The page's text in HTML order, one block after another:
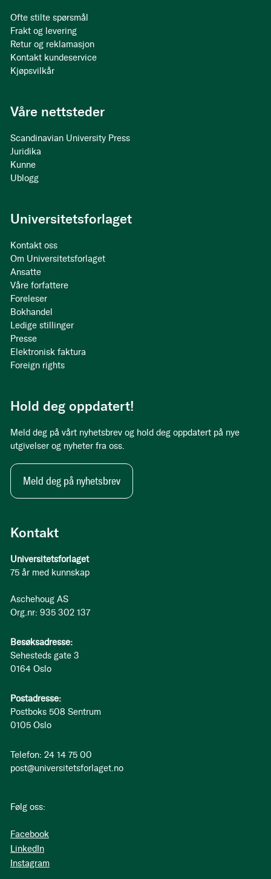
Kontakt
Universitetsforlaget
75 år med kunnskap
Aschehoug AS
Org.nr: 935 302 137
Besøksadresse:
Sehesteds gate 3
0164 Oslo
Postadresse:
Postboks 508 Sentrum
0105 Oslo
Telefon: 24 14 75 00
post@universitetsforlaget.no
Følg oss:
Facebook
LinkedIn
Instagram
Ofte stilte spørsmål
Frakt og levering
Retur og reklamasjon
Kontakt kundeservice
Kjøpsvilkår
Våre nettsteder
Scandinavian University Press
Juridika
Kunne
Ublogg
Universitetsforlaget
Kontakt oss
Om Universitetsforlaget
Ansatte
Våre forfattere
Foreleser
Bokhandel
Ledige stillinger
Presse
Elektronisk faktura
Foreign rights
Hold deg oppdatert!
Meld deg på vårt nyhetsbrev og hold deg oppdatert på nye
utgivelser og nyheter fra oss.
Meld deg på nyhetsbrev